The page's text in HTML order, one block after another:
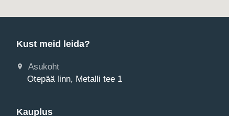
Kust meid leida?
Asukoht
Otepää linn, Metalli tee 1
Kauplus